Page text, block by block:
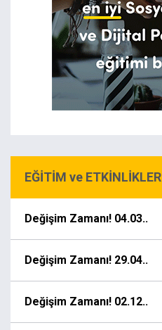
EĞİTİM ve ETKİNLİKLER
Değişim Zamanı! 04.03..
Değişim Zamanı! 29.04..
Değişim Zamanı! 02.12..